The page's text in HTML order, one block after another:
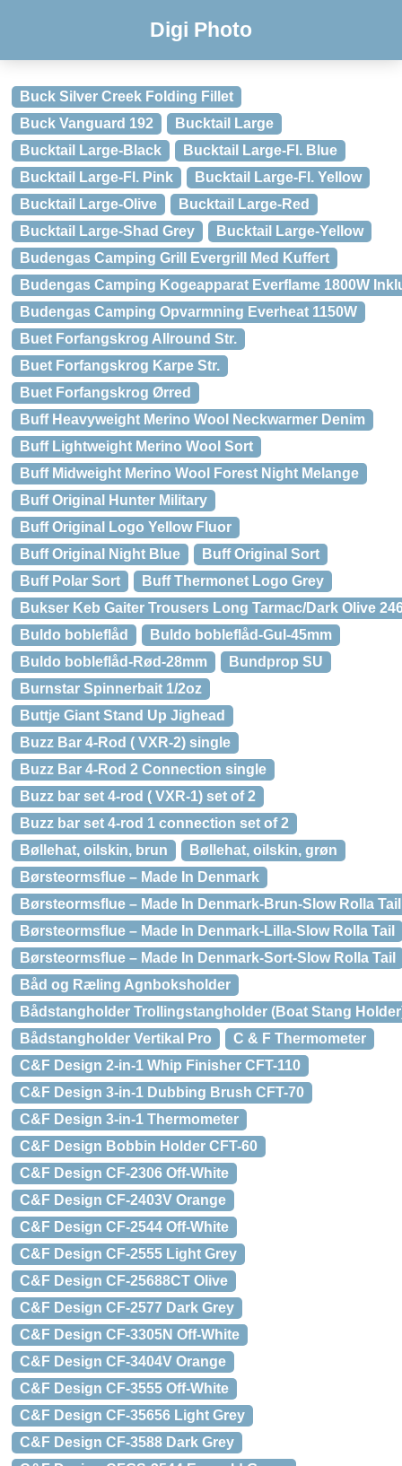
Digi Photo
Buck Silver Creek Folding Fillet
Buck Vanguard 192
Bucktail Large
Bucktail Large-Black
Bucktail Large-Fl. Blue
Bucktail Large-Fl. Pink
Bucktail Large-Fl. Yellow
Bucktail Large-Olive
Bucktail Large-Red
Bucktail Large-Shad Grey
Bucktail Large-Yellow
Budengas Camping Grill Evergrill Med Kuffert
Budengas Camping Kogeapparat Everflame 1800W
Budengas Camping Opvarmning Everheat 1150W
Buet Forfangskrog Allround Str.
Buet Forfangskrog Karpe Str.
Buet Forfangskrog Ørred
Buff Heavyweight Merino Wool Neckwarmer Denim
Buff Lightweight Merino Wool Sort
Buff Midweight Merino Wool Forest Night Melange
Buff Original Hunter Military
Buff Original Logo Yellow Fluor
Buff Original Night Blue
Buff Original Sort
Buff Polar Sort
Buff Thermonet Logo Grey
Bukser Keb Gaiter Trousers Long Tarmac/Dark Olive
Buldo bobleflåd
Buldo bobleflåd-Gul-45mm
Buldo bobleflåd-Rød-28mm
Bundprop SU
Burnstar Spinnerbait 1/2oz
Buttje Giant Stand Up Jighead
Buzz Bar 4-Rod ( VXR-2) single
Buzz Bar 4-Rod 2 Connection single
Buzz bar set 4-rod ( VXR-1) set of 2
Buzz bar set 4-rod 1 connection set of 2
Bøllehat, oilskin, brun
Bøllehat, oilskin, grøn
Børsteormsflue – Made In Denmark
Børsteormsflue – Made In Denmark-Brun-Slow Rolla Tail
Børsteormsflue – Made In Denmark-Lilla-Slow Rolla Tail
Børsteormsflue – Made In Denmark-Sort-Slow Rolla Tail
Båd og Ræling Agnboksholder
Bådstangholder Trollingstangholder (Boat Stang
Bådstangholder Vertikal Pro
C & F Thermometer
C&F Design 2-in-1 Whip Finisher CFT-110
C&F Design 3-in-1 Dubbing Brush CFT-70
C&F Design 3-in-1 Thermometer
C&F Design Bobbin Holder CFT-60
C&F Design CF-2306 Off-White
C&F Design CF-2403V Orange
C&F Design CF-2544 Off-White
C&F Design CF-2555 Light Grey
C&F Design CF-25688CT Olive
C&F Design CF-2577 Dark Grey
C&F Design CF-3305N Off-White
C&F Design CF-3404V Orange
C&F Design CF-3555 Off-White
C&F Design CF-35656 Light Grey
C&F Design CF-3588 Dark Grey